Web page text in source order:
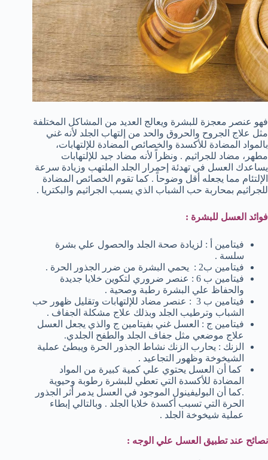
فهو عنصر معجزة للبشرة ويعالج العديد من المشاكل المختلفة
مثل علاج الجروح والحروق والحد من إلتهاب الجلد لأنه غني
بالمواد المضادة للأكسدة والخصائص المضادة للإلتهابات،
مطهر، مضاد للجراثيم . ونظراً لأنه مضاد جيد للإلتهابات
يساعدك العسل في تهدئة إحمرار الجلد الملتهب وزيادة سرعة
الإلتئام مما يجعله أقل وضوحاً . كما تقوم الخصائص المضادة
للجراثيم بمحاربة حب الشباب الذي يسبب الجراثيم والبكتريا .
فوائد العسل للبشرة :
فيتامين أ : لزيادة صحة الجلد والحصول علي بشرة
سلسة .
فيتامين ب2 : يحمي البشرة من ضرر الجذور الحرة .
فيتامين ب 6 : عنصر ضروري لتكوين خلايا جديدة
والحفاظ علي البشرة رطبة وصحية .
فيتامين ب 3 : عنصر مضاد للإلتهابات وتقليل ظهور حب
الشباب وترطيب الجلد وبذلك علاج مشكلة الجفاف .
فيتامين ج : العسل غني بفيتامين ج والذي يجعل العسل
علاج موضعي مثل جفاف الجلد والطفح الجلدي.
الزنك : يحارب الزنك نشاط الجذور الحرة ويبطئ عملية
الشيخوخة وظهور التجاعيد .
كما أن العسل يحتوي علي كمية كبيرة من المواد
المضادة للأكسدة التي تعطي للبشرة رطوبة وحيوية
.كما أن البوليفينول الموجود في العسل يدمر أثر الجذور
الحرة التي تسبب أكسدة خلايا الجلد . وبالتالي إبطاء
عملية شيخوخة الجلد .
نصائح عند تطبيق العسل علي الوجه :